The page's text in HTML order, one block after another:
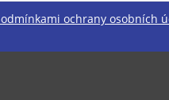
ochrany osobních